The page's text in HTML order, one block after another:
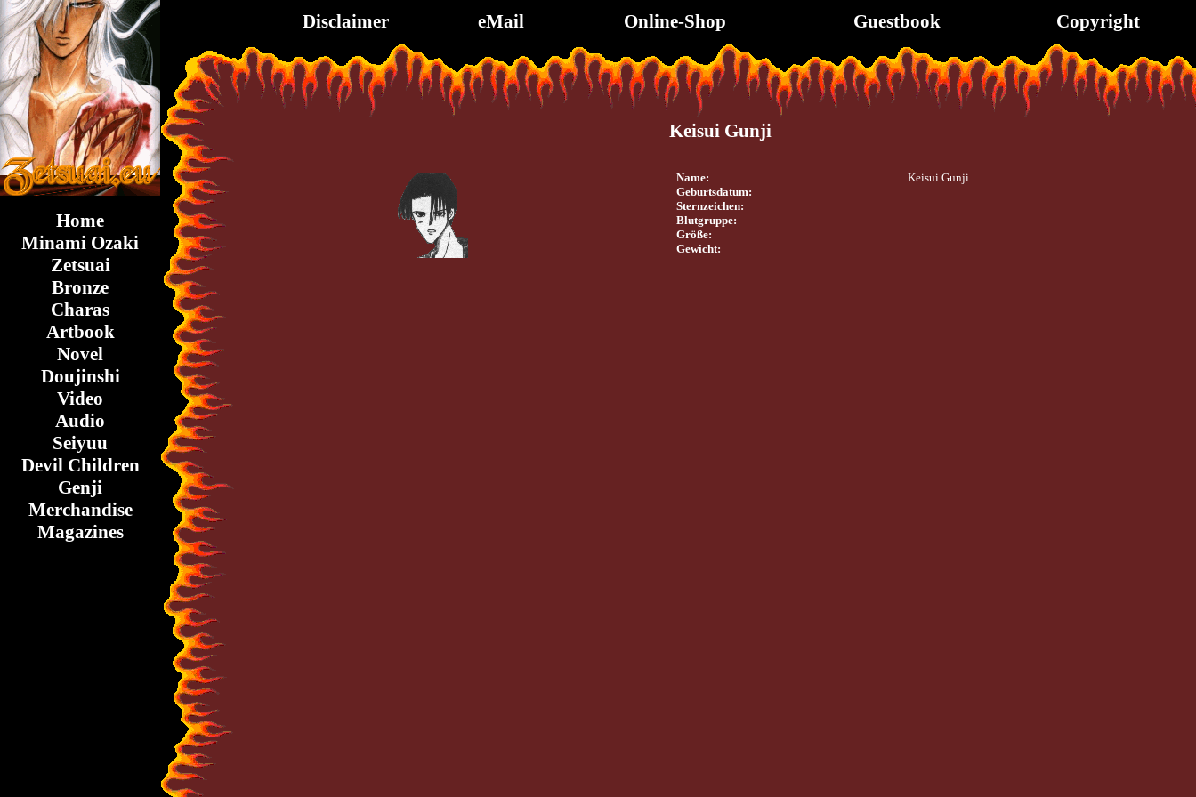
Home
Minami Ozaki
Zetsuai
Bronze
Charas
Artbook
Novel
Doujinshi
Video
Audio
Seiyuu
Devil Children
Genji
Merchandise
Magazines
Disclaimer eMail Online-Shop Guestbook Copyright
Keisui Gunji
Name:
Geburtsdatum:
Sternzeichen:
Blutgruppe:
Größe:
Gewicht:
Keisui Gunji